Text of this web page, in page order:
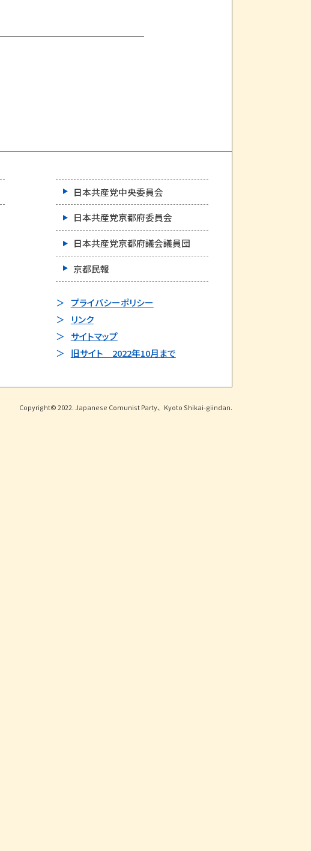
日本共産党中央委員会
日本共産党京都府委員会
日本共産党京都府議会議員団
京都民報
プライバシーポリシー
リンク
サイトマップ
旧サイト 2022年10月まで
Copyright© 2022. Japanese Comunist Party、Kyoto Shikai-giindan.